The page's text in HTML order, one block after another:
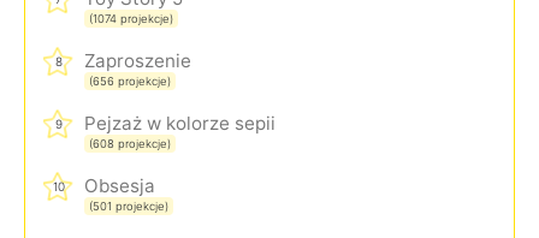
(1074 projekcje)
8 Zaproszenie
(656 projekcje)
9 Pejzaż w kolorze sepii
(608 projekcje)
10 Obsesja
(501 projekcje)